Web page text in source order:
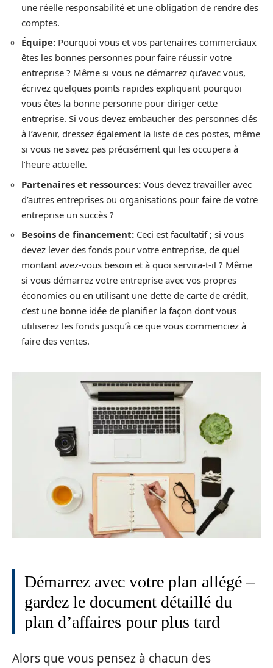
une réelle responsabilité et une obligation de rendre des
comptes.
Équipe: Pourquoi vous et vos partenaires commerciaux
êtes les bonnes personnes pour faire réussir votre
entreprise ? Même si vous ne démarrez qu’avec vous,
écrivez quelques points rapides expliquant pourquoi
vous êtes la bonne personne pour diriger cette
entreprise. Si vous devez embaucher des personnes clés
à l’avenir, dressez également la liste de ces postes, même
si vous ne savez pas précisément qui les occupera à
l’heure actuelle.
Partenaires et ressources: Vous devez travailler avec
d’autres entreprises ou organisations pour faire de votre
entreprise un succès ?
Besoins de financement: Ceci est facultatif ; si vous
devez lever des fonds pour votre entreprise, de quel
montant avez-vous besoin et à quoi servira-t-il ? Même
si vous démarrez votre entreprise avec vos propres
économies ou en utilisant une dette de carte de crédit,
c’est une bonne idée de planifier la façon dont vous
utiliserez les fonds jusqu’à ce que vous commenciez à
faire des ventes.
Démarrez avec votre plan allégé –
gardez le document détaillé du
plan d’affaires pour plus tard
Alors que vous pensez à chacun des